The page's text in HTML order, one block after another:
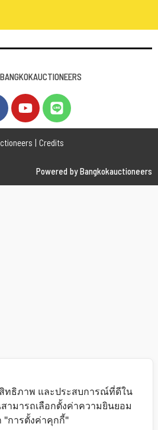
| Credits
Powered by Bangkokauctioneers
สิทธิภาพ และประสบการณ์ที่ดีใน
ามารถเลือกตั้งค่าความยินยอม
"การตั้งค่าคุกกี้"